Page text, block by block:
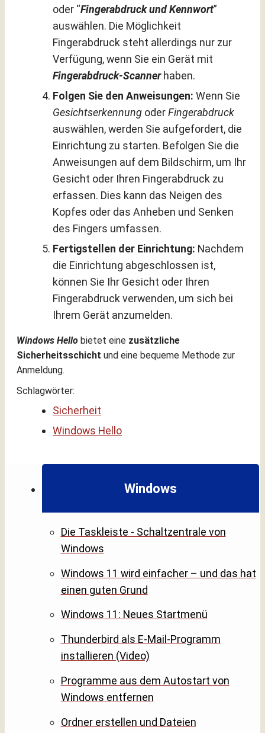
Windows
Die Taskleiste - Schaltzentrale von
Windows
Windows 11 wird einfacher – und das hat
einen guten Grund
Windows 11: Neues Startmenü
Thunderbird als E-Mail-Programm
installieren (Video)
Programme aus dem Autostart von
Windows entfernen
Ordner erstellen und Dateien
oder “Fingerabdruck und Kennwort”
auswählen. Die Möglichkeit
Fingerabdruck steht allerdings nur zur
Verfügung, wenn Sie ein Gerät mit
Fingerabdruck-Scannerhaben.
Folgen Sie den Anweisungen:Wenn Sie
Gesichtserkennung oderFingerabdruck
auswählen, werden Sie aufgefordert, die
Einrichtung zu starten. Befolgen Sie die
Anweisungen auf dem Bildschirm, um Ihr
Gesicht oder Ihren Fingerabdruck zu
erfassen. Dies kann das Neigen des
Kopfes oder das Anheben und Senken
des Fingers umfassen.
Fertigstellen der Einrichtung: Nachdem
die Einrichtung abgeschlossen ist,
können Sie Ihr Gesicht oder Ihren
Fingerabdruck verwenden, um sich bei
Ihrem Gerät anzumelden.
Windows Hello bietet eine zusätzliche
Sicherheitsschicht und eine bequeme Methode zur
Anmeldung.
Schlagwörter:
Sicherheit
Windows Hello